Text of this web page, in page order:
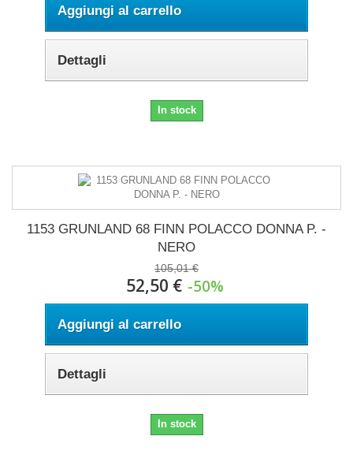
Aggiungi al carrello
Dettagli
In stock
1153 GRUNLAND 68 FINN POLACCO DONNA P. -
NERO
52,50 €
105,01 €
-50%
Aggiungi al carrello
Dettagli
In stock